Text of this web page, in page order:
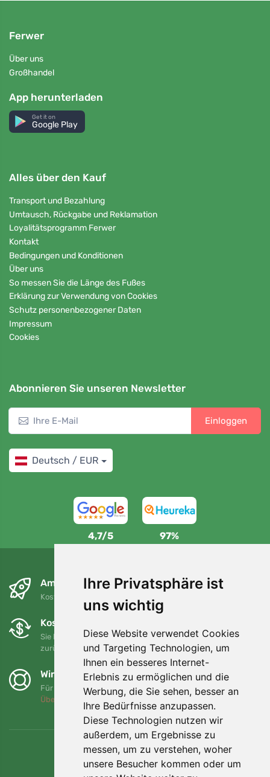
Ihre Privatsphäre ist
uns wichtig
Diese Website verwendet Cookies
und Targeting Technologien, um
Ihnen ein besseres Internet-
Erlebnis zu ermöglichen und die
Werbung, die Sie sehen, besser an
Ihre Bedürfnisse anzupassen.
Diese Technologien nutzen wir
außerdem, um Ergebnisse zu
messen, um zu verstehen, woher
unsere Besucher kommen oder um
Ferwer
Über uns
Großhandel
App herunterladen
Get it on
Google Play
Alles über den Kauf
Transport und Bezahlung
Umtausch, Rückgabe und Reklamation
Loyalitätsprogramm Ferwer
Kontakt
Bedingungen und Konditionen
Über uns
So messen Sie die Länge des Fußes
Erklärung zur Verwendung von Cookies
Schutz personenbezogener Daten
Impressum
Cookies
Abonnieren Sie unseren Newsletter
Einloggen
Deutsch / EUR
4,7/5 97%
Am nächsten Tag und kostenlos
Kostenloser Versand für Bestellungen über 80 EUR
Kostenloser Umtausch und Rückgabe
Sie können Ihre Bestellung jederzeit innerhalb von 90 Tagen
zurückgeben oder umtauschen.
Wir unterstützen Trees.org
Für jede Bestellung pflanzen wir einen Baum! Mehr lesen
Über uns